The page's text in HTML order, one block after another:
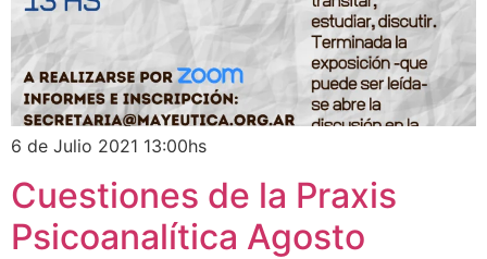
6 de Julio 2021 13:00hs
Cuestiones de la Praxis
Psicoanalítica Agosto